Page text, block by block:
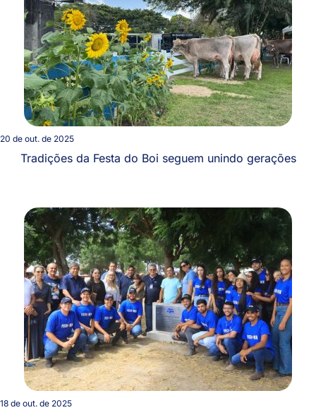
20 de out. de 2025
Tradições da Festa do Boi seguem unindo gerações
18 de out. de 2025